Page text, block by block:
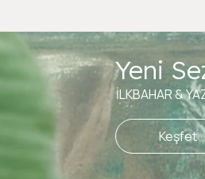
Yeni
İLKBAHAR &
Keşfet